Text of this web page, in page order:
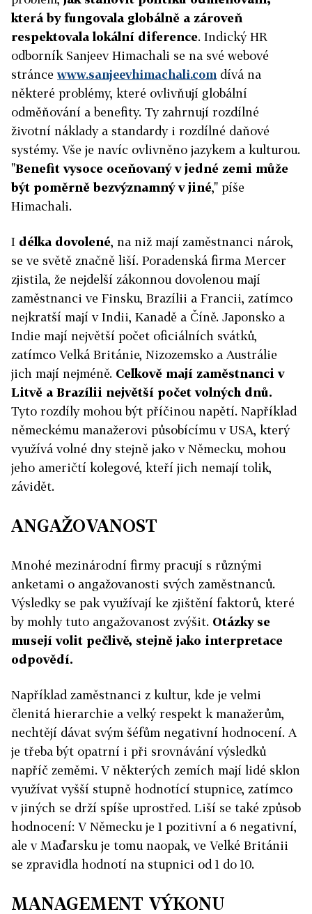
která by fungovala globálně a zároveň
respektovala lokální diference. Indický HR
odborník Sanjeev Himachali se na své webové
stráncewww.sanjeevhimachali.com dívá na
některé problémy, které ovlivňují globální
odměňování a benefity. Ty zahrnují rozdílné
životní náklady a standardy i rozdílné daňové
systémy. Vše je navíc ovlivněno jazykem a kulturou.
"Benefit vysoce oceňovaný v jedné zemi může
být poměrně bezvýznamný v jiné," píše
Himachali.
I délka dovolené, na niž mají zaměstnanci nárok,
se ve světě značně liší. Poradenská firma Mercer
zjistila, že nejdelší zákonnou dovolenou mají
zaměstnanci ve Finsku, Brazílii a Francii, zatímco
nejkratší mají v Indii, Kanadě a Číně. Japonsko a
Indie mají největší počet oficiálních svátků,
zatímco Velká Británie, Nizozemsko a Austrálie
jich mají nejméně. Celkově mají zaměstnanci v
Litvě a Brazílii největší počet volných dnů.
Tyto rozdíly mohou být příčinou napětí. Například
německému manažerovi působícímu v USA, který
využívá volné dny stejně jako v Německu, mohou
jeho američtí kolegové, kteří jich nemají tolik,
závidět.
ANGAŽOVANOST
Mnohé mezinárodní firmy pracují s různými
anketami o angažovanosti svých zaměstnanců.
Výsledky se pak využívají ke zjištění faktorů, které
by mohly tuto angažovanost zvýšit. Otázky se
musejí volit pečlivě, stejně jako interpretace
odpovědí.
Například zaměstnanci z kultur, kde je velmi
členitá hierarchie a velký respekt k manažerům,
nechtějí dávat svým šéfům negativní hodnocení. A
je třeba být opatrní i při srovnávání výsledků
napříč zeměmi. V některých zemích mají lidé sklon
využívat vyšší stupně hodnotící stupnice, zatímco
v jiných se drží spíše uprostřed. Liší se také způsob
hodnocení: V Německu je 1 pozitivní a 6 negativní,
ale v Maďarsku je tomu naopak, ve Velké Británii
se zpravidla hodnotí na stupnici od 1 do 10.
MANAGEMENT VÝKONU